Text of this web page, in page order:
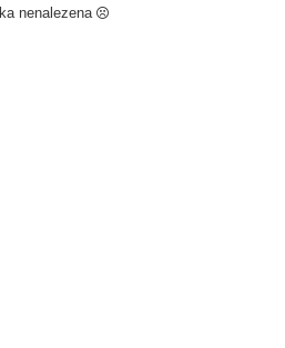
nenalezena